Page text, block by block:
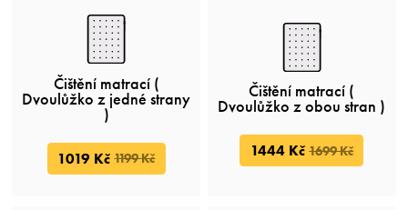
Čištění matrací (
Dvoulůžko z jedné strany
)
1019 Kč 1199 Kč
Čištění matrací (
Dvoulůžko z obou stran )
1444 Kč 1699 Kč